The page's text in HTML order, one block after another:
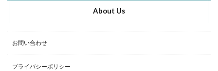
About Us
お問い合わせ
プライバシーポリシー